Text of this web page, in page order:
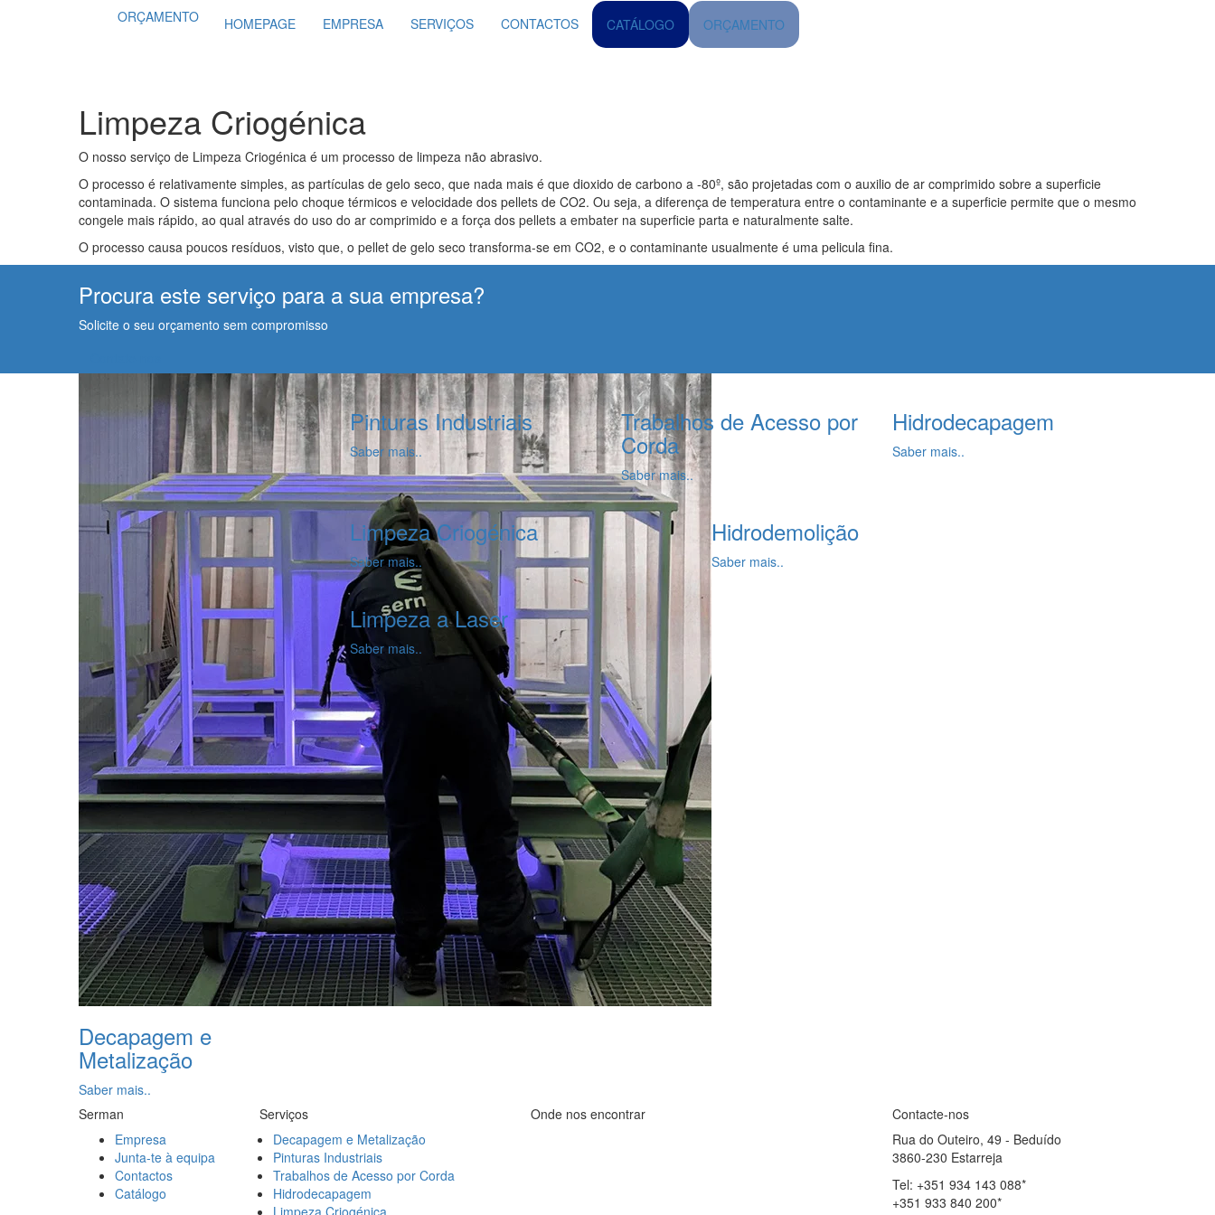
ORÇAMENTO HOMEPAGE EMPRESA SERVIÇOS CONTACTOS CATÁLOGO ORÇAMENTO
Limpeza Criogénica
O nosso serviço de Limpeza Criogénica é um processo de limpeza não abrasivo.
O processo é relativamente simples, as partículas de gelo seco, que nada mais é que dioxido de carbono a -80º, são projetadas com o auxilio de ar comprimido sobre a superficie
contaminada. O sistema funciona pelo choque térmicos e velocidade dos pellets de CO2. Ou seja, a diferença de temperatura entre o contaminante e a superficie permite que o mesmo
congele mais rápido, ao qual através do uso do ar comprimido e a força dos pellets a embater na superficie parta e naturalmente salte.
O processo causa poucos resíduos, visto que, o pellet de gelo seco transforma-se em CO2, e o contaminante usualmente é uma pelicula fina.
Procura este serviço para a sua empresa?
Solicite o seu orçamento sem compromisso
Decapagem e
Metalização
Saber mais..
Pinturas Industriais
Saber mais..
Trabalhos de Acesso por
Corda
Saber mais..
Hidrodecapagem
Saber mais..
Limpeza Criogénica
Saber mais..
Hidrodemolição
Saber mais..
Limpeza a Laser
Saber mais..
Serman
Empresa
Junta-te à equipa
Contactos
Catálogo
Serviços
Decapagem e Metalização
Pinturas Industriais
Trabalhos de Acesso por Corda
Hidrodecapagem
Limpeza Criogénica
Onde nos encontrar
Contacte-nos
Rua do Outeiro, 49 - Beduído
3860-230 Estarreja
Tel: +351 934 143 088*
+351 933 840 200*